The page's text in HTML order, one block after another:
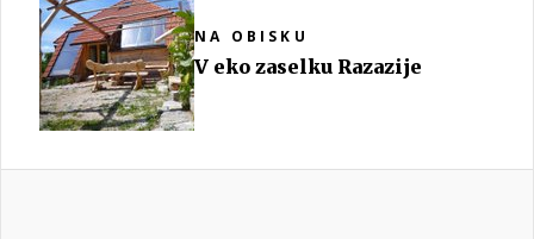
NA OBISKU
V eko zaselku Razazije